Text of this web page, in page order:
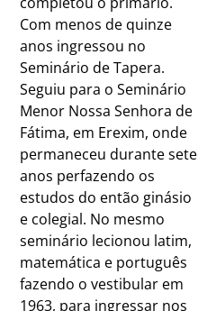
Com menos de quinze
anos ingressou no
Seminário de Tapera.
Seguiu para o Seminário
Menor Nossa Senhora de
Fátima, em Erexim, onde
permaneceu durante sete
anos perfazendo os
estudos do então ginásio
e colegial. No mesmo
seminário lecionou latim,
matemática e português
fazendo o vestibular em
1963, para ingressar nos